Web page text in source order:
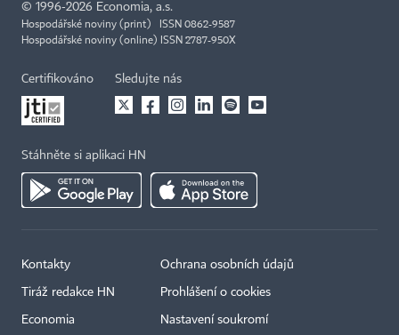
© 1996-2026 Economia, a.s.
Hospodářské noviny (print) ISSN 0862-9587
Hospodářské noviny (online) ISSN 2787-950X
Certifikováno Sledujte nás
Stáhněte si aplikaci HN
Kontakty
Tiráž redakce HN
Economia
Ochrana osobních údajů
Prohlášení o cookies
Nastavení soukromí